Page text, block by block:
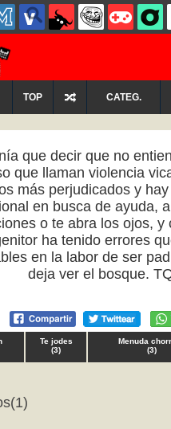
TOP CATEG.
que decir que no
que llaman violencia
más perjudicados y
en busca de ayuda,
o te abra los ojos, y
ha tenido errores
en la labor de ser
deja ver el bosque.
Te jodes
(3)
Menuda
(3)
(1)